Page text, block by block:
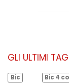
GLI ULTIMI
Bic Bic 4